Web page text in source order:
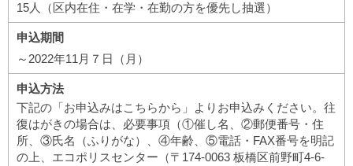
15人（区内在住・在学・在勤の方を優先し抽選）
申込期間
～2022年11月７日（月）
申込方法
下記の「お申込みはこちらから」よりお申込みください。往
復はがきの場合は、必要事項（①催し名、②郵便番号・住
所、③氏名（ふりがな）、④年齢、⑤電話・FAX番号を明記
の上、エコポリスセンター（〒174-0063 板橋区前野町4-6-